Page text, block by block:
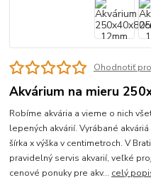
Ohodnotiť
Akvárium na mieru
Robíme akvária a vieme o nich
lepených akvárií. Vyrábané
šírka x výška v centimetroch. V
pravidelný servis akvarií, veľké
cenové ponuky pre akv... celý